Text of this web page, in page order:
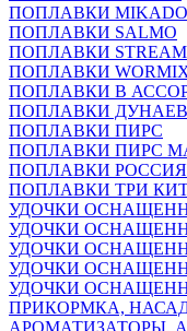
ПОПЛАВКИ MIKADO
ПОПЛАВКИ SALMO
ПОПЛАВКИ STREAM
ПОПЛАВКИ
ПОПЛАВКИ В
ПОПЛАВКИ ДУНАЕВ
ПОПЛАВКИ ПИРС
ПОПЛАВКИ ПИРС
ПОПЛАВКИ РОССИЯ
ПОПЛАВКИ ТРИ
УДОЧКИ
УДОЧКИ
УДОЧКИ
УДОЧКИ
УДОЧКИ
ПРИКОРМКА,
АРОМАТИЗАТОРЫ,